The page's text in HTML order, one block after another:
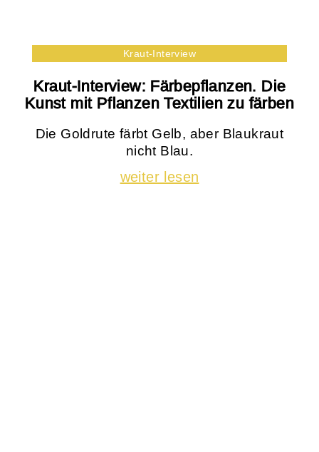
Kraut-Interview
Kraut-Interview: Färbepflanzen. Die
Kunst mit Pflanzen Textilien zu färben
Die Goldrute färbt Gelb, aber Blaukraut
nicht Blau.
weiter lesen